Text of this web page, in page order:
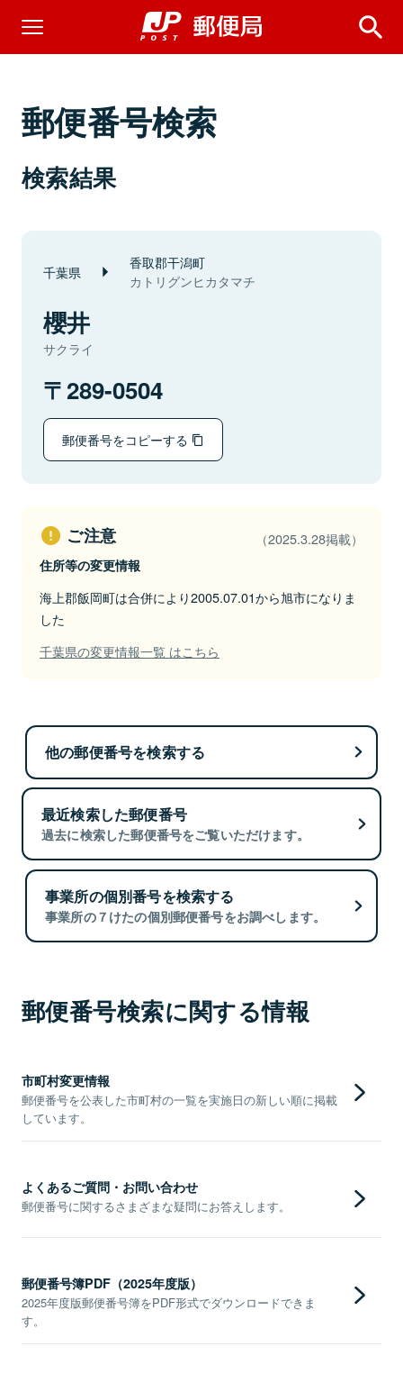
郵便番号検索
検索結果
千葉県 香取郡干潟町
カトリグンヒカタマチ
櫻井
サクライ
289-0504
郵便番号をコピーする
ご注意 （2025.3.28掲載）
住所等の変更情報
海上郡飯岡町は合併により2005.07.01から旭市になりま
した
千葉県の変更情報一覧 はこちら
他の郵便番号を検索する
最近検索した郵便番号
過去に検索した郵便番号をご覧いただけます。
事業所の個別番号を検索する
事業所の７けたの個別郵便番号をお調べします。
郵便番号検索に関する情報
市町村変更情報
郵便番号を公表した市町村の一覧を実施日の新しい順に掲載
しています。
よくあるご質問・お問い合わせ
郵便番号に関するさまざまな疑問にお答えします。
郵便番号簿PDF（2025年度版）
2025年度版郵便番号簿をPDF形式でダウンロードできま
す。